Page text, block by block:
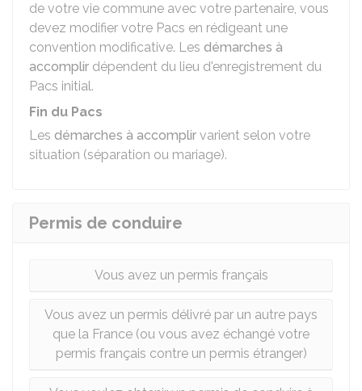
de votre vie commune avec votre partenaire, vous
devez modifier votre Pacs en rédigeant une
convention modificative. Les démarches à
accomplir dépendent du lieu d'enregistrement du
Pacs initial.
Fin du Pacs
Les démarches à accomplir varient selon votre
situation (séparation ou mariage).
Permis de conduire
Vous avez un permis français
Vous avez un permis délivré par un autre pays
que la France (ou vous avez échangé votre
permis français contre un permis étranger)